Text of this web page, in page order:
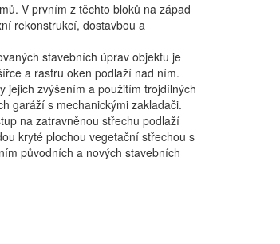
V prvním z těchto bloků na západ
rekonstrukcí, dostavbou a
stavebních úprav objektu je
a rastru oken podlaží nad ním.
jejich zvýšením a použitím trojdílných
garáží s mechanickými zakladači.
na zatravněnou střechu podlaží
kryté plochou vegetační střechou s
původních a nových stavebních